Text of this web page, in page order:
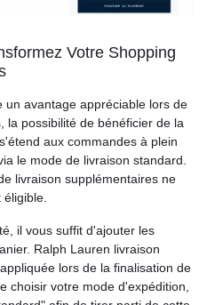
Votre Shopping
un avantage appréciable lors de
la possibilité de bénéficier de la
aux commandes à plein
le mode de livraison standard.
livraison supplémentaires ne
éligible.
il vous suffit d'ajouter les
Ralph Lauren livraison
lors de la finalisation de
choisir votre mode d'expédition,